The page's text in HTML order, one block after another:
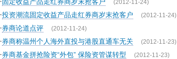
(2012-11-24)
·投资潮流固定收益产品走红券商岁末抢客户 (2012-11-24)
·券商论道点评 (2012-11-24)
·券商称温州个人海外直投与港股直通车无关 (2012-11-23)
·券商基金拼抢险资“外包” 保险资管谋转型 (2012-11-23)